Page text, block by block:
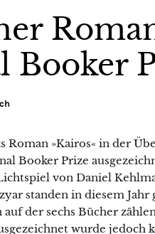
Booker
Roman »Kairos« in der
Booker Prize
von Daniel
standen in diesem Jahr
der sechs Bücher
wurde jedoch